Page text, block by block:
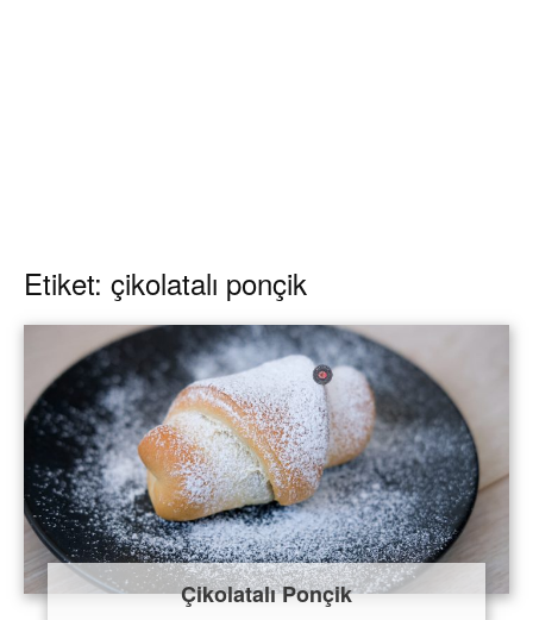
Etiket: çikolatalı ponçik
Çikolatalı Ponçik